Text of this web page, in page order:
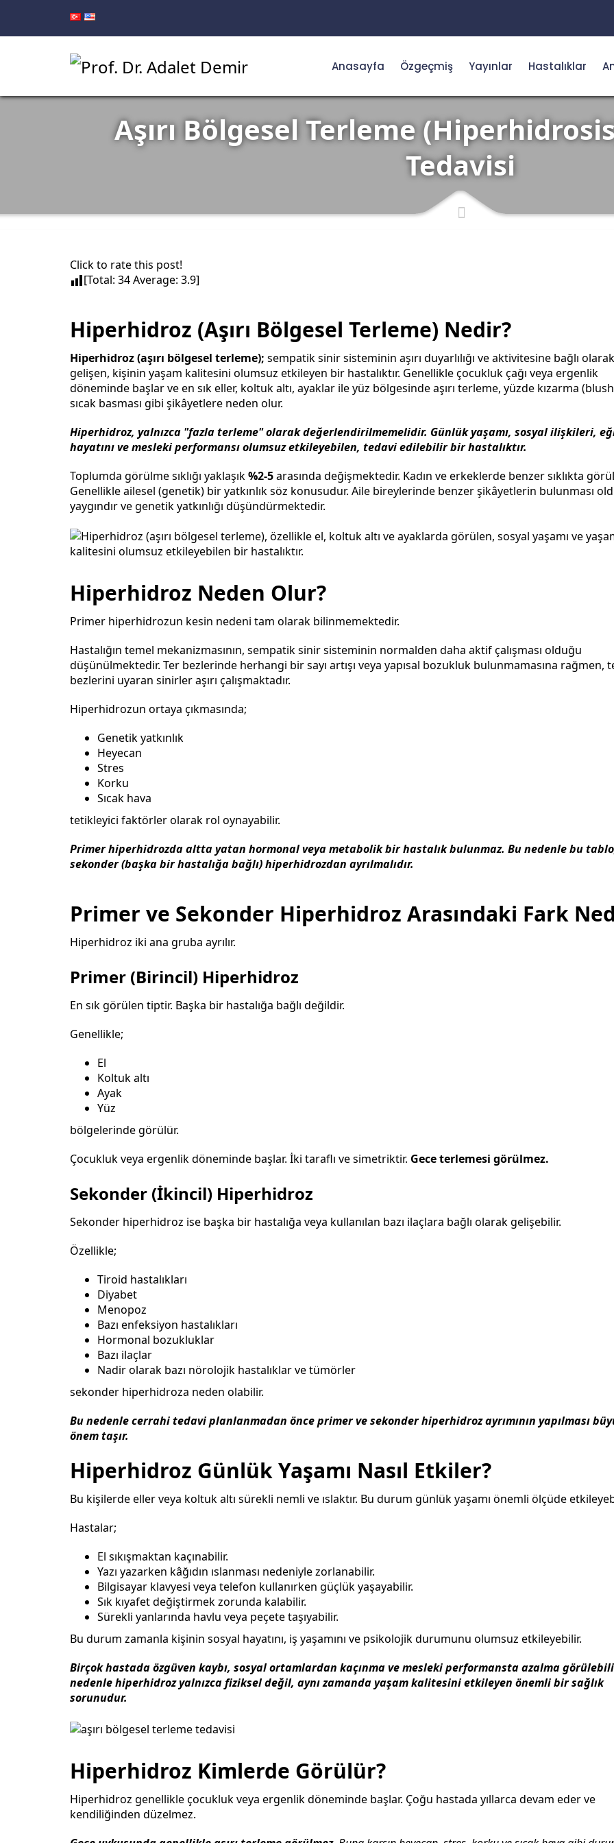
Anasayfa Özgeçmiş Yayınlar Hastalıklar
Aşırı Bölgesel Terleme
Tedavisi
Click to rate this post!
[Total: 34Average: 3.9]
Hiperhidroz (Aşırı Bölgesel Terleme) Nedir?
Hiperhidroz (aşırı bölgesel terleme); sempatik sinir sisteminin aşırı duyarlılığı ve aktivitesine bağlı olarak
gelişen, kişinin yaşam kalitesini olumsuz etkileyen bir hastalıktır. Genellikle çocukluk çağı veya ergenlik
döneminde başlar ve en sık eller, koltuk altı, ayaklar ile yüz bölgesinde aşırı terleme, yüzde kızarma
sıcak basması gibi şikâyetlere neden olur.
Hiperhidroz, yalnızca "fazla terleme" olarak değerlendirilmemelidir. Günlük yaşamı, sosyal ilişkileri,
hayatını ve mesleki performansı olumsuz etkileyebilen, tedavi edilebilir bir hastalıktır.
Toplumda görülme sıklığı yaklaşık%2-5arasında değişmektedir. Kadın ve erkeklerde benzer sıklıkta
Genellikle ailesel (genetik) bir yatkınlık söz konusudur. Aile bireylerinde benzer şikâyetlerin bulunması
yaygındır ve genetik yatkınlığı düşündürmektedir.
Hiperhidroz Neden Olur?
Primer hiperhidrozun kesin nedeni tam olarak bilinmemektedir.
Hastalığın temel mekanizmasının, sempatik sinir sisteminin normalden daha aktif çalışması olduğu
düşünülmektedir. Ter bezlerinde herhangi bir sayı artışı veya yapısal bozukluk bulunmamasına rağmen,
bezlerini uyaran sinirler aşırı çalışmaktadır.
Hiperhidrozun ortaya çıkmasında;
Genetik yatkınlık
Heyecan
Stres
Korku
Sıcak hava
tetikleyici faktörler olarak rol oynayabilir.
Primer hiperhidrozda altta yatan hormonal veya metabolik bir hastalık bulunmaz. Bu nedenle bu
sekonder (başka bir hastalığa bağlı) hiperhidrozdan ayrılmalıdır.
Primer ve Sekonder Hiperhidroz Arasındaki Fark
Hiperhidroz iki ana gruba ayrılır.
Primer (Birincil) Hiperhidroz
En sık görülen tiptir. Başka bir hastalığa bağlı değildir.
Genellikle;
El
Koltuk altı
Ayak
Yüz
bölgelerinde görülür.
Çocukluk veya ergenlik döneminde başlar. İki taraflı ve simetriktir. Gece terlemesi görülmez.
Sekonder (İkincil) Hiperhidroz
Sekonder hiperhidroz ise başka bir hastalığa veya kullanılan bazı ilaçlara bağlı olarak gelişebilir.
Özellikle;
Tiroid hastalıkları
Diyabet
Menopoz
Bazı enfeksiyon hastalıkları
Hormonal bozukluklar
Bazı ilaçlar
Nadir olarak bazı nörolojik hastalıklar ve tümörler
sekonder hiperhidroza neden olabilir.
Bu nedenle cerrahi tedavi planlanmadan önce primer ve sekonder hiperhidroz ayrımının yapılması
önem taşır.
Hiperhidroz Günlük Yaşamı Nasıl Etkiler?
Bu kişilerde eller veya koltuk altı sürekli nemli ve ıslaktır. Bu durum günlük yaşamı önemli ölçüde
Hastalar;
El sıkışmaktan kaçınabilir.
Yazı yazarken kâğıdın ıslanması nedeniyle zorlanabilir.
Bilgisayar klavyesi veya telefon kullanırken güçlük yaşayabilir.
Sık kıyafet değiştirmek zorunda kalabilir.
Sürekli yanlarında havlu veya peçete taşıyabilir.
Bu durum zamanla kişinin sosyal hayatını, iş yaşamını ve psikolojik durumunu olumsuz etkileyebilir.
Birçok hastada özgüven kaybı, sosyal ortamlardan kaçınma ve mesleki performansta azalma
nedenle hiperhidroz yalnızca fiziksel değil, aynı zamanda yaşam kalitesini etkileyen önemli bir sağlık
sorunudur.
Hiperhidroz Kimlerde Görülür?
Hiperhidroz genellikle çocukluk veya ergenlik döneminde başlar. Çoğu hastada yıllarca devam eder ve
kendiliğinden düzelmez.